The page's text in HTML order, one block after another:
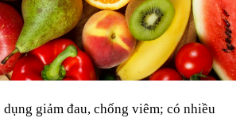
giảm đau, chống viêm; có nhiều